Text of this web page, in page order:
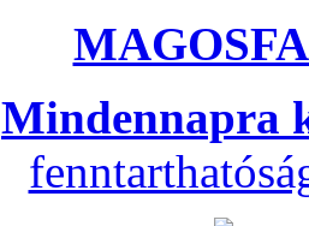
Mindennapra